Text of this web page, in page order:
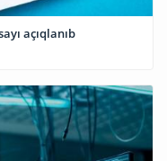
açıqlanıb